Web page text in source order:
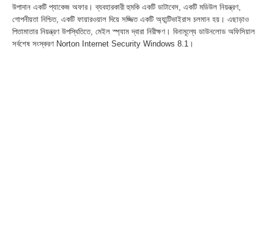
উপাদান একটি প্যাকেজ অফার। ব্যবহারকারী হুমকি একটি ডাটাবেস, একটি মডিউল নিয়ন্ত্রণ,
গোপনীয়তা নিশ্চিত, একটি ফায়ারওয়াল দিয়ে সজ্জিত একটি অ্যান্টিভাইরাস চলমান হয়। এছাড়াও
পিতামাতার নিয়ন্ত্রণ উপস্থিতিতে, মেইল স্প্যাম দ্বারা নিরীক্ষণ। বিনামূল্যে ডাউনলোড অফিসিয়াল
সর্বশেষ সংস্করণ Norton Internet Security Windows 8.1।